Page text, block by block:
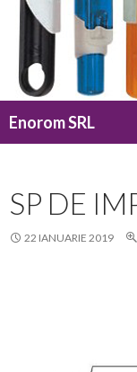
Enorom SRL
SP DE
22 IANUARIE 2019